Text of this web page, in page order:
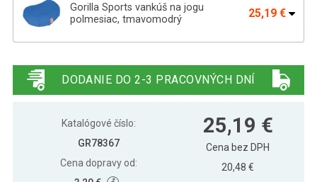
Gorilla Sports vankúš na jogu
polmesiac, tmavomodrý
25,19 €
svetlo modrý
svetlo zelený
25,19 €
DODANIE DO 2-3 PRACOVNÝCH DNÍ
Katalógové číslo:
GR78367
Cena dopravy od:
25,19 €
Cena bez DPH
20,48 €